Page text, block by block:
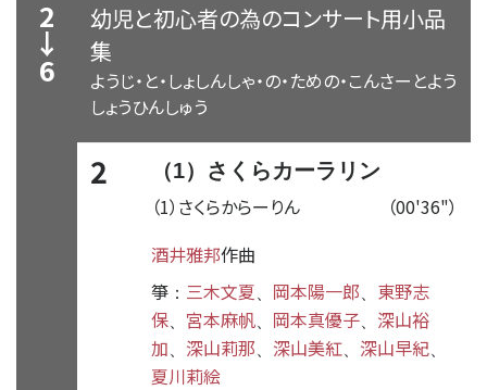
2
↓
6
幼児と初心者の為のコンサート用小品
集
ようじ・と・しょしんしゃ・の・ための・こんさーとよう
しょうひんしゅう
2 （1）さくらカーラリン
（00'36"）
（1）さくらからーりん
酒井雅邦作曲
箏 ： 三木文夏 岡本陽一郎
東野志
保
宮本麻帆 岡本真優子
深山裕
加
深山莉那 深山美紅 深山早紀
夏川莉絵